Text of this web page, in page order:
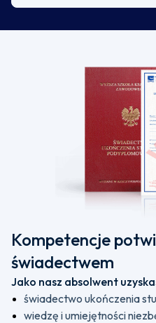
Kompetencje
świadectwem
Jako nasz absolwent
świadectwo ukończenia
wiedzę i umiejętności